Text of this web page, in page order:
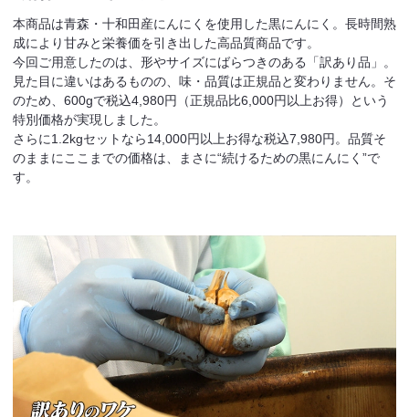
本商品は青森・十和田産にんにくを使用した黒にんにく。長時間熟
成により甘みと栄養価を引き出した高品質商品です。
今回ご用意したのは、形やサイズにばらつきのある「訳あり品」。
見た目に違いはあるものの、味・品質は正規品と変わりません。そ
のため、600gで税込4,980円（正規品比6,000円以上お得）という
特別価格が実現しました。
さらに1.2kgセットなら14,000円以上お得な税込7,980円。品質そ
のままにここまでの価格は、まさに“続けるための黒にんにく”で
す。